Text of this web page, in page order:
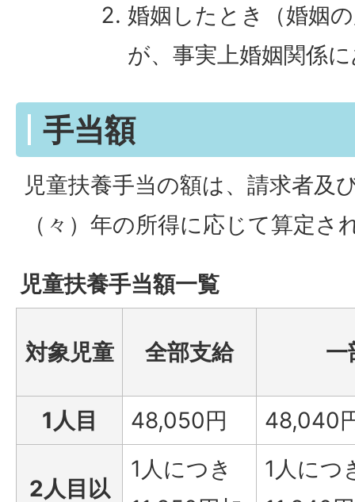
婚姻したとき（婚姻
が、事実上婚姻関係
手当額
児童扶養手当の額は、請求者及
（々）年の所得に応じて算定さ
児童扶養手当額一覧
対象児童 全部支給 一
1人目 48,050円 48,040
2人目以
1人につき
1人につ